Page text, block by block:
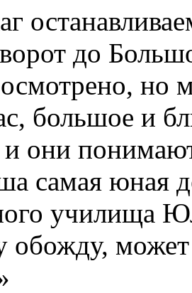
до
но
большое и
и они
самая юная
училища
обожду,